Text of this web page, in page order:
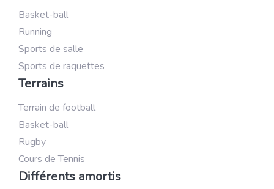
Basket-ball
Running
Sports de salle
Sports de raquettes
Terrains
Terrain de football
Basket-ball
Rugby
Cours de Tennis
Différents amortis